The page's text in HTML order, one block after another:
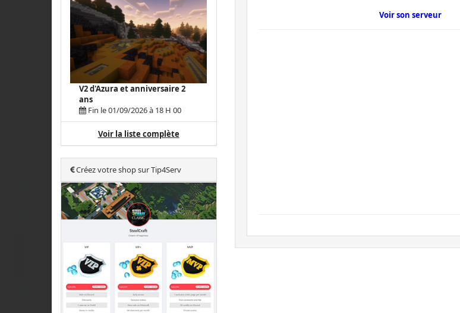
V2 d'Azura et anniversaire 2
ans
Fin le 01/09/2026 à 18 H 00
Voir la liste complète
Créez votre shop sur Tip4Serv
Voir son serveur